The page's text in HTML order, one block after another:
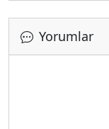
Yorumlar